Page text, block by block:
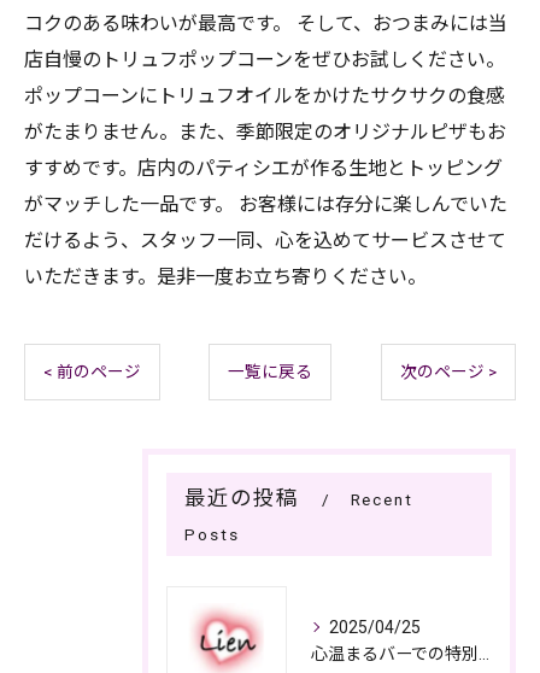
コクのある味わいが最高です。 そして、おつまみには当
店自慢のトリュフポップコーンをぜひお試しください。
ポップコーンにトリュフオイルをかけたサクサクの食感
がたまりません。また、季節限定のオリジナルピザもお
すすめです。店内のパティシエが作る生地とトッピング
がマッチした一品です。 お客様には存分に楽しんでいた
だけるよう、スタッフ一同、心を込めてサービスさせて
いただきます。是非一度お立ち寄りください。
< 前のページ 一覧に戻る 次のページ >
最近の投稿
Recent
Posts
2025/04/25